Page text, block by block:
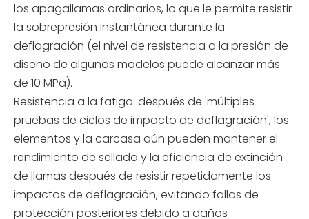
los apagallamas ordinarios, lo que le permite resistir
la sobrepresión instantánea durante la
deflagración (el nivel de resistencia a la presión de
diseño de algunos modelos puede alcanzar más
de 10 MPa).
Resistencia a la fatiga: después de 'múltiples
pruebas de ciclos de impacto de deflagración', los
elementos y la carcasa aún pueden mantener el
rendimiento de sellado y la eficiencia de extinción
de llamas después de resistir repetidamente los
impactos de deflagración, evitando fallas de
protección posteriores debido a daños